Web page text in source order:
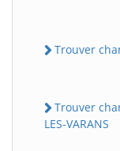
Trouver
Trouver
LES-VARANS